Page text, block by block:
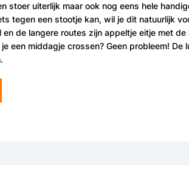
stoer uiterlijk maar ook nog eens hele
tegen een stootje kan, wil je dit natuurlijk
de langere routes zijn appeltje eitje met
een middagje crossen? Geen probleem!